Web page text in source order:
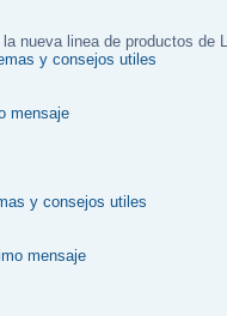
nueva linea de productos
y consejos utiles
y consejos utiles